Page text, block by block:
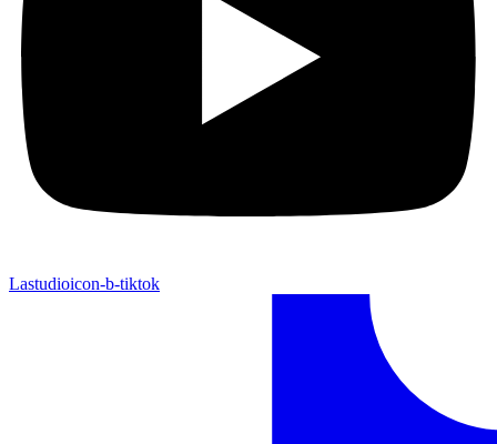
Lastudioicon-b-tiktok